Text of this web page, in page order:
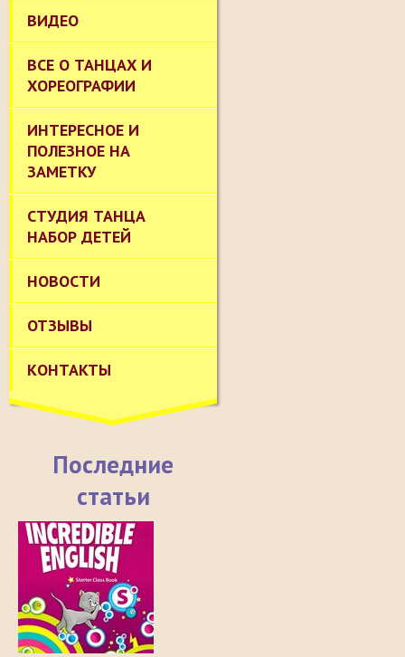
ВИДЕО
ВСЕ О ТАНЦАХ И
ХОРЕОГРАФИИ
ИНТЕРЕСНОЕ И
ПОЛЕЗНОЕ НА
ЗАМЕТКУ
СТУДИЯ ТАНЦА
НАБОР ДЕТЕЙ
НОВОСТИ
ОТЗЫВЫ
КОНТАКТЫ
Последние
статьи